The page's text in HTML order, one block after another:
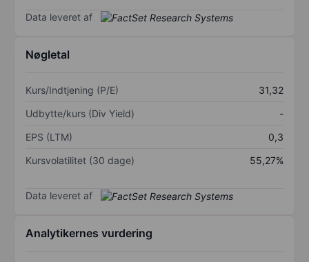
Data leveret af
Nøgletal
Kurs/Indtjening (P/E)
31,32
Udbytte/kurs (Div Yield)
-
EPS (LTM)
0,3
Kursvolatilitet (30 dage)
55,27%
Data leveret af
Analytikernes vurdering